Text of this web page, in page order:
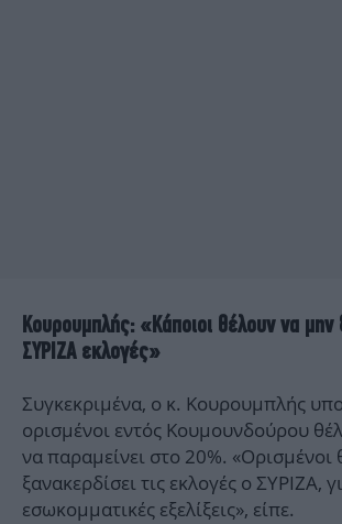
Κουρουμπλής: «Κάποιοι θέλουν να μην
ΣΥΡΙΖΑ εκλογές»
Συγκεκριμένα, ο κ. Κουρουμπλής
ορισμένοι εντός Κουμουνδούρου
να παραμείνει στο 20%.
ξανακερδίσει τις εκλογές ο ΣΥΡΙΖΑ,
εσωκομματικές εξελίξεις», είπε.